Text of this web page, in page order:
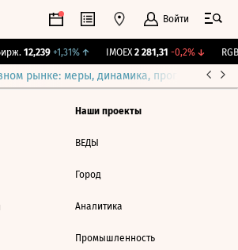
Войти
12,239 +1,31%↑ IMOEX 2 281,31 -0,2%↓
рынке: меры, динамика, прогнозы
Наши проекты
ВЕДЫ
Город
Аналитика
Промышленность